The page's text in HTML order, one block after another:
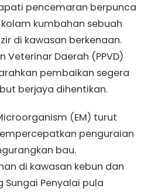
pencemaran berpunca
kumbahan sebuah
di kawasan berkenaan.
Veterinar Daerah (PPVD)
pembaikan segera
berjaya dihentikan.
(EM) turut
penguraian
bau.
di kawasan kebun dan
Penyalai pula